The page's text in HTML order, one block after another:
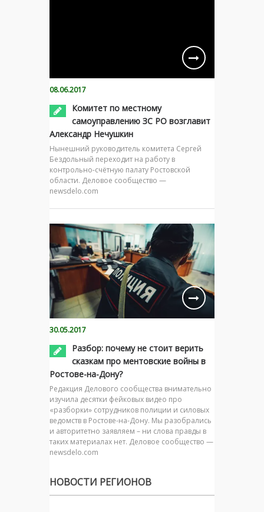
08.06.2017
Комитет по местному
самоуправлению ЗС РО возглавит
Александр Нечушкин
Нынешний руководитель комитета Сергей
Бездольный переходит на работу в
контрольно-счётную палату Ростовской
области. Деловое сообщество —
newsdelo.com
30.05.2017
Разбор: почему не стоит верить
сказкам про ментовские войны в
Ростове-на-Дону?
Редакция Делового сообщества внимательно
изучила десятки фейковых видео про
«разборки» сотрудников полиции и силовых
ведомств в Ростове-на-Дону. Мы разобрались
и авторитетно заявляем – ни слова правды в
таких материалах нет. Деловое сообщество —
newsdelo.com
НОВОСТИ РЕГИОНОВ